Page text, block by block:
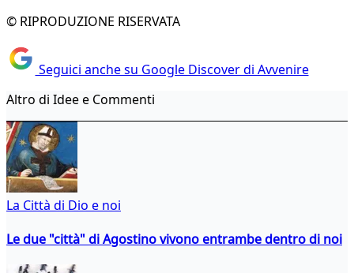
© RIPRODUZIONE RISERVATA
Seguici anche su Google Discover di Avvenire
Altro di Idee e Commenti
La Città di Dio e noi
Le due "città" di Agostino vivono entrambe dentro di noi